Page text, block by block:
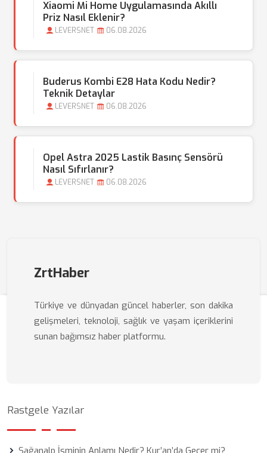
Xiaomi Mi Home Uygulamasında Akıllı
Priz Nasıl Eklenir?
LEVERSNET 06.08.2026
Buderus Kombi E28 Hata Kodu Nedir?
Teknik Detaylar
LEVERSNET 06.08.2026
Opel Astra 2025 Lastik Basınç Sensörü
Nasıl Sıfırlanır?
LEVERSNET 06.08.2026
ZrtHaber
Türkiye ve dünyadan güncel haberler, son dakika
gelişmeleri, teknoloji, sağlık ve yaşam içeriklerini
sunan bağımsız haber platformu.
Rastgele Yazılar
Sağanalp İsminin Anlamı Nedir? Kur’an’da Geçer mi?